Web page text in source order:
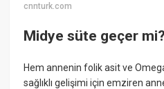
cnnturk.com
Midye süte geçer mi?
Hem annenin folik asit ve
sağlıklı gelişimi için emziren